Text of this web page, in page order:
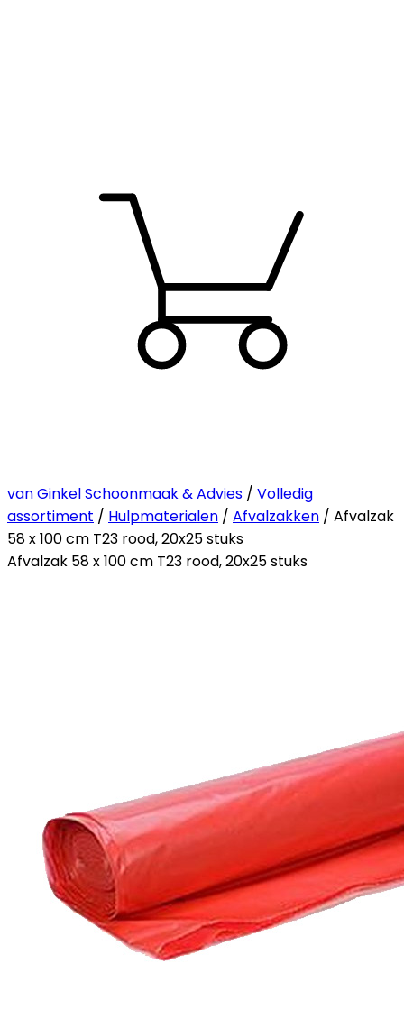
van Ginkel Schoonmaak & Advies / Volledig
assortiment / Hulpmaterialen / Afvalzakken / Afvalzak
58 x 100 cm T23 rood, 20x25 stuks
Afvalzak 58 x 100 cm T23 rood, 20x25 stuks